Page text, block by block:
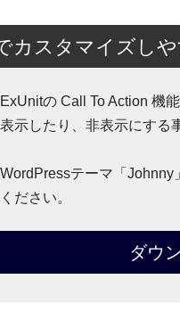
カスタマイズし
の Call To Action 機
示したり、非表示にする
テーマ「
ださい。
ダウ